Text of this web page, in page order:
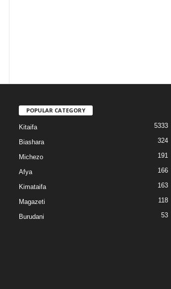
POPULAR CATEGORY
Kitaifa 5333
Biashara 324
Michezo 191
Afya 166
Kimataifa 163
Magazeti 118
Burudani 53